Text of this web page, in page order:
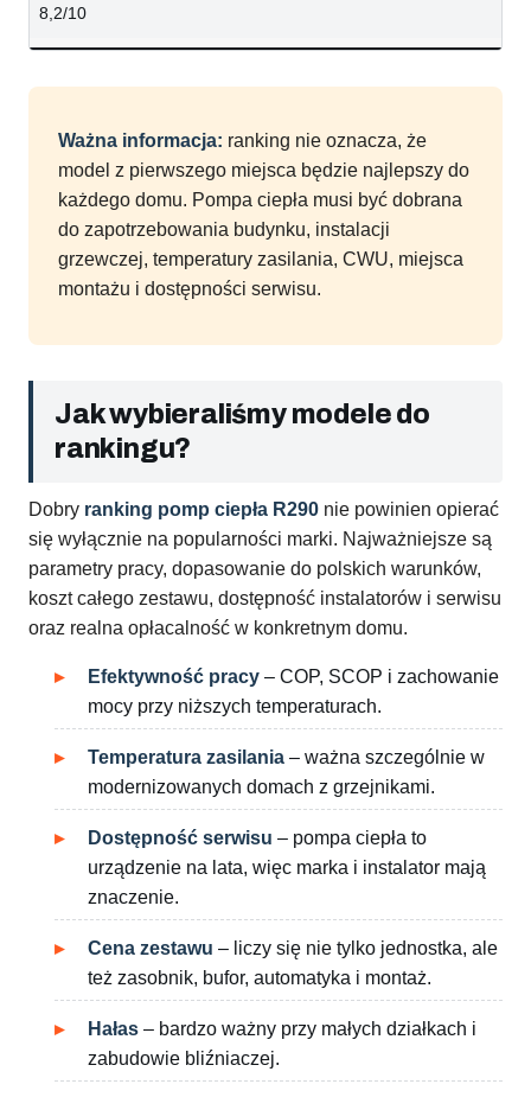
8,2/10
Ważna informacja: ranking nie oznacza, że
model z pierwszego miejsca będzie najlepszy do
każdego domu. Pompa ciepła musi być dobrana
do zapotrzebowania budynku, instalacji
grzewczej, temperatury zasilania, CWU, miejsca
montażu i dostępności serwisu.
Jak wybieraliśmy modele do
rankingu?
Dobry ranking pomp ciepła R290 nie powinien opierać
się wyłącznie na popularności marki. Najważniejsze są
parametry pracy, dopasowanie do polskich warunków,
koszt całego zestawu, dostępność instalatorów i serwisu
oraz realna opłacalność w konkretnym domu.
Efektywność pracy – COP, SCOP i zachowanie
mocy przy niższych temperaturach.
Temperatura zasilania – ważna szczególnie w
modernizowanych domach z grzejnikami.
Dostępność serwisu – pompa ciepła to
urządzenie na lata, więc marka i instalator mają
znaczenie.
Cena zestawu – liczy się nie tylko jednostka, ale
też zasobnik, bufor, automatyka i montaż.
Hałas – bardzo ważny przy małych działkach i
zabudowie bliźniaczej.